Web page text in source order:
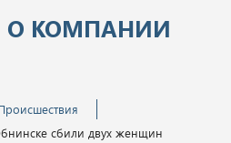
О КОМПАНИИ
сбили двух женщин